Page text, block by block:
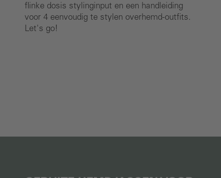
flinke dosis stylinginput en een handleiding
voor 4 eenvoudig te stylen overhemd-outfits.
Let's go!